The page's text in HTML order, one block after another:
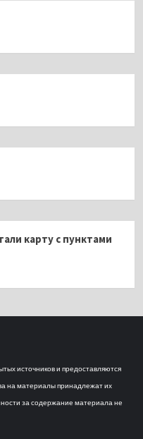
карту с пунктами
источников и предоставляются
на материалы принадлежат их
за содержание материала не